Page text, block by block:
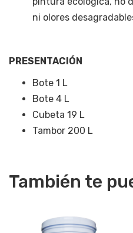
ni olores
PRESENTACIÓN
Bote 1 L
Bote 4 L
Cubeta 19 L
Tambor 200 L
También te